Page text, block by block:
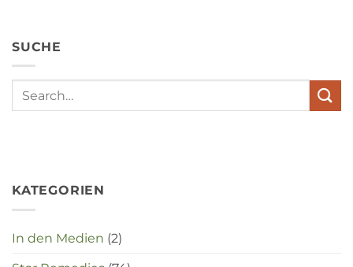
in
SUCHE
KATEGORIEN
In den Medien (2)